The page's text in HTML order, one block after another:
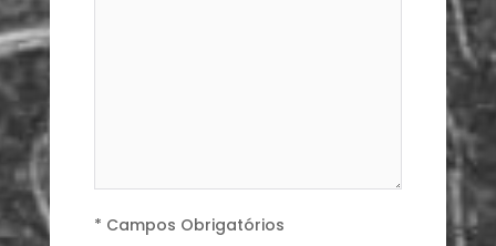
* Campos Obrigatórios